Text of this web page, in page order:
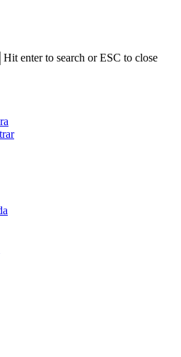
Hit enter to search or ESC to close